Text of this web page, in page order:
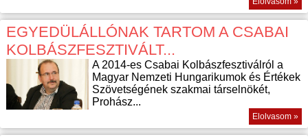
EGYEDÜLÁLLÓNAK TARTOM A CSABAI
KOLBÁSZFESZTIVÁLT...
A 2014-es Csabai Kolbászfesztiválról a
Magyar Nemzeti Hungarikumok és Értékek
Szövetségének szakmai társelnökét,
Prohász...
Elolvasom »